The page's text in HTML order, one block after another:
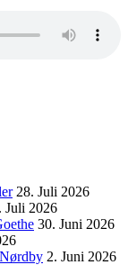
28. Juli 2026
Juli 2026
30. Juni 2026
2. Juni 2026